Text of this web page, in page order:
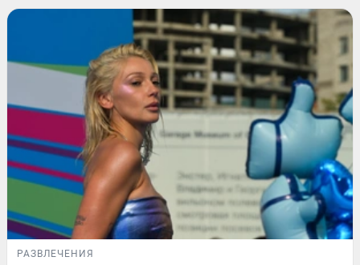
РАЗВЛЕЧЕНИЯ